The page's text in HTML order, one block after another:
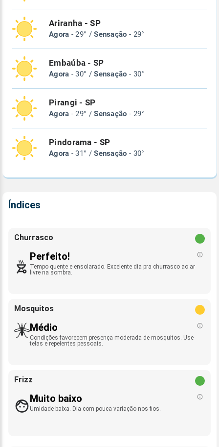
Ariranha - SP
Agora - 29° /Sensação - 29°
Embaúba - SP
Agora - 30° /Sensação - 30°
Pirangi - SP
Agora - 29° /Sensação - 29°
Pindorama - SP
Agora - 31° /Sensação - 30°
Índices
Churrasco
Perfeito!
Tempo quente e ensolarado. Excelente dia pra churrasco ao ar
livre na sombra.
Mosquitos
Médio
Condições favorecem presença moderada de mosquitos. Use
telas e repelentes pessoais.
Frizz
Muito baixo
Umidade baixa. Dia com pouca variação nos fios.